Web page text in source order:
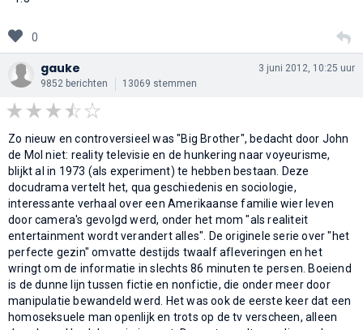
0
gauke
9852 berichten 13069 stemmen
3 juni 2012, 10:25 uur
Zo nieuw en controversieel was "Big Brother", bedacht door John
de Mol niet: reality televisie en de hunkering naar voyeurisme,
blijkt al in 1973 (als experiment) te hebben bestaan. Deze
docudrama vertelt het, qua geschiedenis en sociologie,
interessante verhaal over een Amerikaanse familie wier leven
door camera's gevolgd werd, onder het mom "als realiteit
entertainment wordt verandert alles". De originele serie over "het
perfecte gezin" omvatte destijds twaalf afleveringen en het
wringt om de informatie in slechts 86 minuten te persen. Boeiend
is de dunne lijn tussen fictie en nonfictie, die onder meer door
manipulatie bewandeld werd. Het was ook de eerste keer dat een
homoseksuele man openlijk en trots op de tv verscheen, alleen